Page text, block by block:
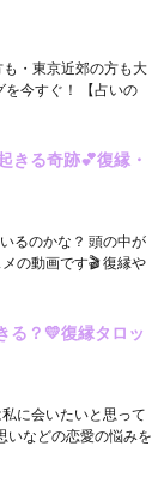
も・東京近郊の方も大
今すぐ！ 【占いの
きる奇跡💕復縁・
るのかな？ 頭の中が
の動画です🎬 復縁や
る？💛復縁タロッ
に会いたいと思って
いなどの恋愛の悩みを